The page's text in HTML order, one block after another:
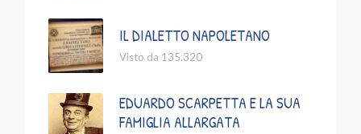
IL DIALETTO NAPOLETANO
Visto da 135.320
EDUARDO SCARPETTA E LA SUA
FAMIGLIA ALLARGATA